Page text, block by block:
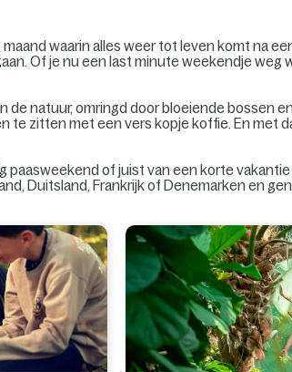
maand waarin alles weer tot leven komt na
Of je nu een last minute weekendje
de natuur, omringd door bloeiende bossen
zitten met een vers kopje koffie. En met
paasweekend of juist van een korte
Duitsland, Frankrijk of Denemarken en